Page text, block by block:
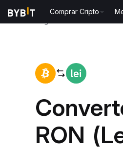
Comprar Cripto
RON